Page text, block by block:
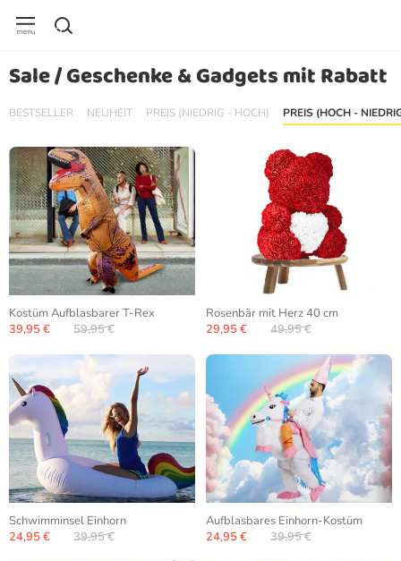
Sale / Geschenke & Gadgets mit Rabatt
BESTSELLER NEUHEIT PREIS (NIEDRIG - HOCH) PREIS (HOCH -
Kostüm Aufblasbarer T-Rex
39,95 €
59,95 €
Rosenbär mit Herz 40 cm
29,95 €
49,95 €
Schwimminsel Einhorn
24,95 €
39,95 €
Aufblasbares Einhorn-Kostüm
24,95 €
39,95 €